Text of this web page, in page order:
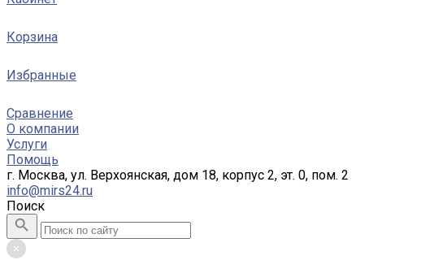
Корзина
Избранные
Сравнение
О компании
Услуги
Помощь
г. Москва, ул. Верхоянская, дом 18, корпус 2, эт. 0, пом. 2
info@mirs24.ru
Поиск